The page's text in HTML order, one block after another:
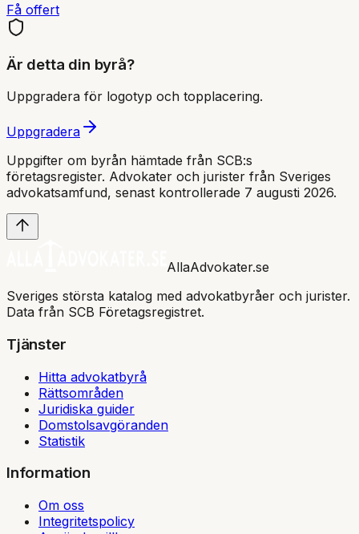
Få offert
Är detta din byrå?
Uppgradera för logotyp och topplacering.
Uppgradera
Uppgifter om byrån hämtade från SCB:s
företagsregister. Advokater och jurister från Sveriges
advokatsamfund, senast kontrollerade 7 augusti 2026.
AllaAdvokater.se
Sveriges största katalog med advokatbyråer och jurister.
Data från SCB Företagsregistret.
Tjänster
Hitta advokatbyrå
Rättsområden
Juridiska guider
Domstolsavgöranden
Statistik
Information
Om oss
Integritetspolicy